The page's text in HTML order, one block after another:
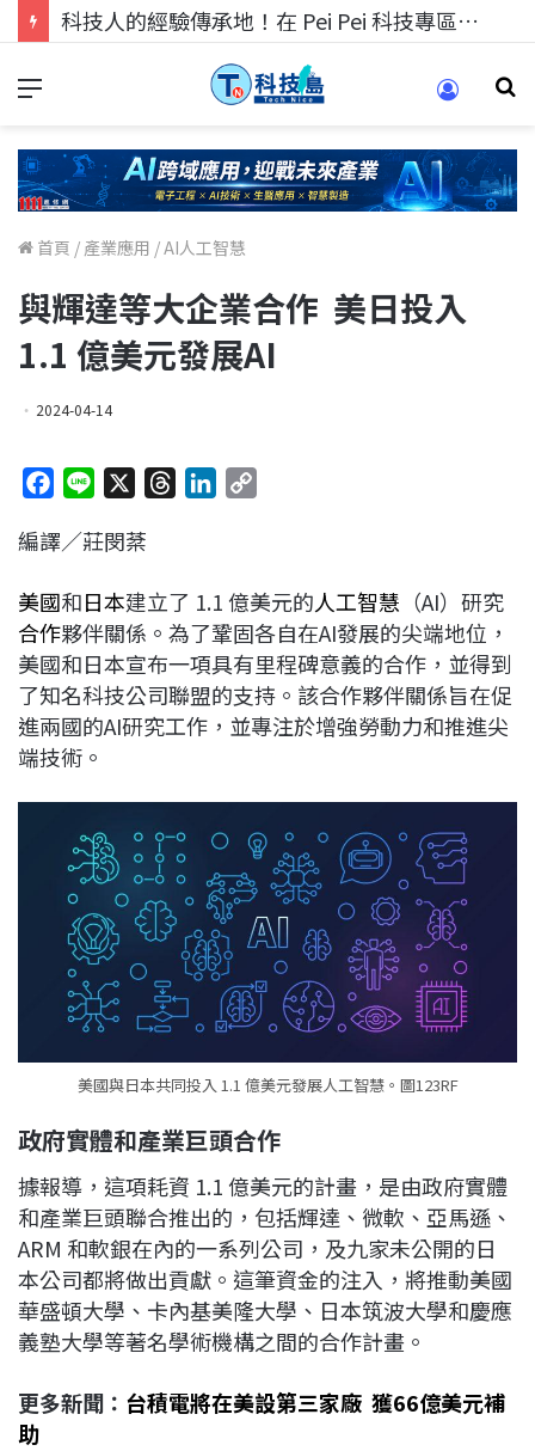
科技人的經驗傳承地！在 Pei Pei 科技專區，與學弟妹交流最硬核的技術
首頁 / 產業應用 /AI人工智慧
與輝達等大企業合作 美日投入
1.1 億美元發展AI
2024-04-14
c
b
o
o
k
n
a
d
s
e
d
I
n
L
i
n
k
編譯／莊閔棻
美國和日本建立了 1.1 億美元的人工智慧 （AI）研究
合作夥伴關係。為了鞏固各自在AI發展的尖端地位，
美國和日本宣布一項具有里程碑意義的合作，並得到
了知名科技公司聯盟的支持。該合作夥伴關係旨在促
進兩國的AI研究工作，並專注於增強勞動力和推進尖
端技術。
美國與日本共同投入 1.1 億美元發展人工智慧。圖123RF
政府實體和產業巨頭合作
據報導，這項耗資 1.1 億美元的計畫，是由政府實體
和產業巨頭聯合推出的，包括輝達、微軟、亞馬遜、
ARM 和軟銀在內的一系列公司，及九家未公開的日
本公司都將做出貢獻。這筆資金的注入，將推動美國
華盛頓大學、卡內基美隆大學、日本筑波大學和慶應
義塾大學等著名學術機構之間的合作計畫。
更多新聞： 台積電將在美設第三家廠 獲66億美元補
助